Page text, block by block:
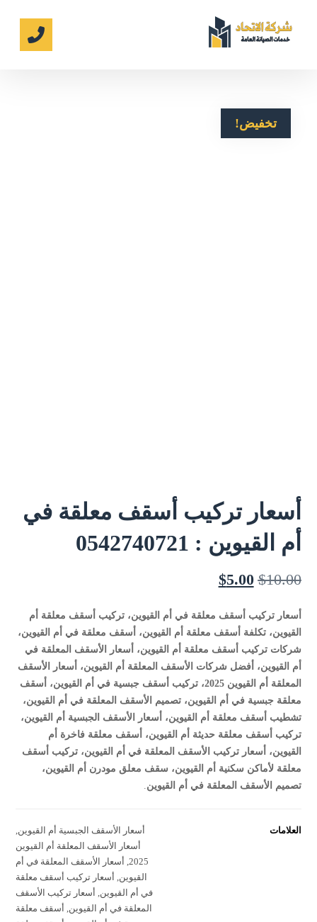
تخفيض!
أسعار تركيب أسقف معلقة في
أم القيوين : 0542740721
$10.00
$5.00
أسعار تركيب أسقف معلقة في أم القيوين، تركيب أسقف معلقة أم
القيوين، تكلفة أسقف معلقة أم القيوين، أسقف معلقة في أم القيوين،
شركات تركيب أسقف معلقة أم القيوين، أسعار الأسقف المعلقة في
أم القيوين، أفضل شركات الأسقف المعلقة أم القيوين، أسعار الأسقف
المعلقة أم القيوين 2025، تركيب أسقف جبسية في أم القيوين، أسقف
معلقة جبسية في أم القيوين، تصميم الأسقف المعلقة في أم القيوين،
تشطيب أسقف معلقة أم القيوين، أسعار الأسقف الجبسية أم القيوين،
تركيب أسقف معلقة حديثة أم القيوين، أسقف معلقة فاخرة أم
القيوين، أسعار تركيب الأسقف المعلقة في أم القيوين، تركيب أسقف
معلقة لأماكن سكنية أم القيوين، سقف معلق مودرن أم القيوين،
تصميم الأسقف المعلقة في أم القيوين.
العلامات أسعار الأسقف الجبسية أم القيوين,
أسعار الأسقف المعلقة أم القيوين
2025
,
أسعار الأسقف المعلقة في أم
القيوين,
أسعار تركيب أسقف معلقة
في أم القيوين,
أسعار تركيب الأسقف
المعلقة في أم القيوين,
أسقف معلقة